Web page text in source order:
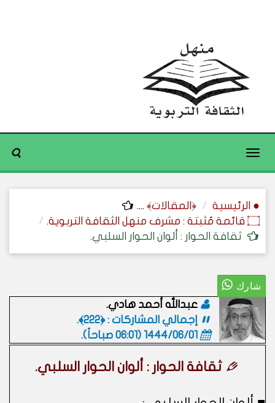
Toggle
● الرئيسية ﴿المقالات﴾ ....
۝ قائمة مُثبتة : مشرف منهل الثقافة التربوية.
ثقافة الحوار : ألوان الحوار السلبي.
عبدالله أحمد هادي.
إجمالي المشاركات : ﴿222﴾.
1444/06/01 (06:01 صباحاً)
.
ثقافة الحوار : ألوان الحوار السلبي.